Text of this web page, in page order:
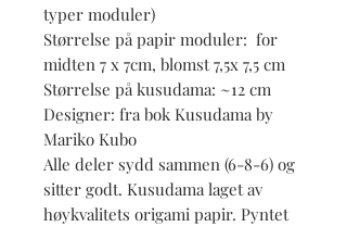
typer moduler)
Størrelse på papir moduler: for
midten 7 x 7cm, blomst 7,5x 7,5 cm
Størrelse på kusudama: ~12 cm
Designer: fra bok Kusudama by
Mariko Kubo
Alle deler sydd sammen (6-8-6) og
sitter godt. Kusudama laget av
høykvalitets origami papir. Pyntet